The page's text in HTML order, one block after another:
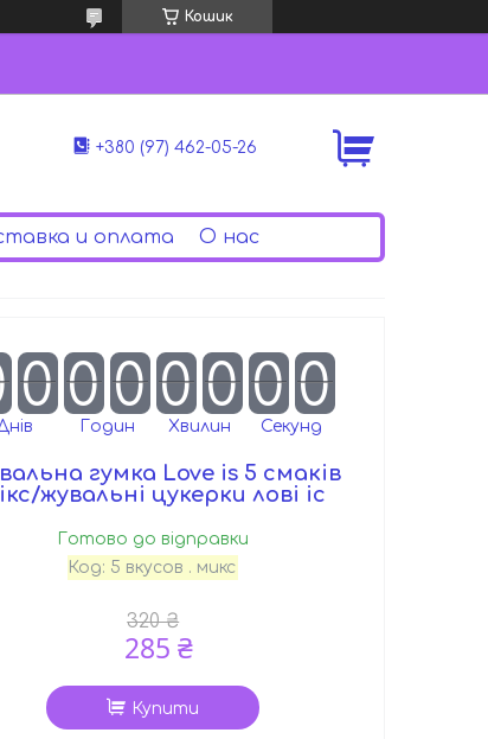
Кошик
+380 (97) 462-05-26
и оплата О нас
0 0 0
Годин
0 0
Хвилин
0 0
Секунд
гумка Love is 5 смаків
жувальні цукерки лові іс
Готово до відправки
Код: 5 вкусов . микс
320 ₴
285 ₴
Купити